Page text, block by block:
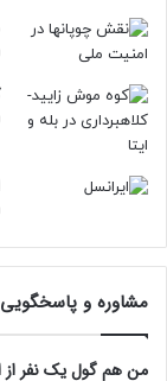
مشاوره و